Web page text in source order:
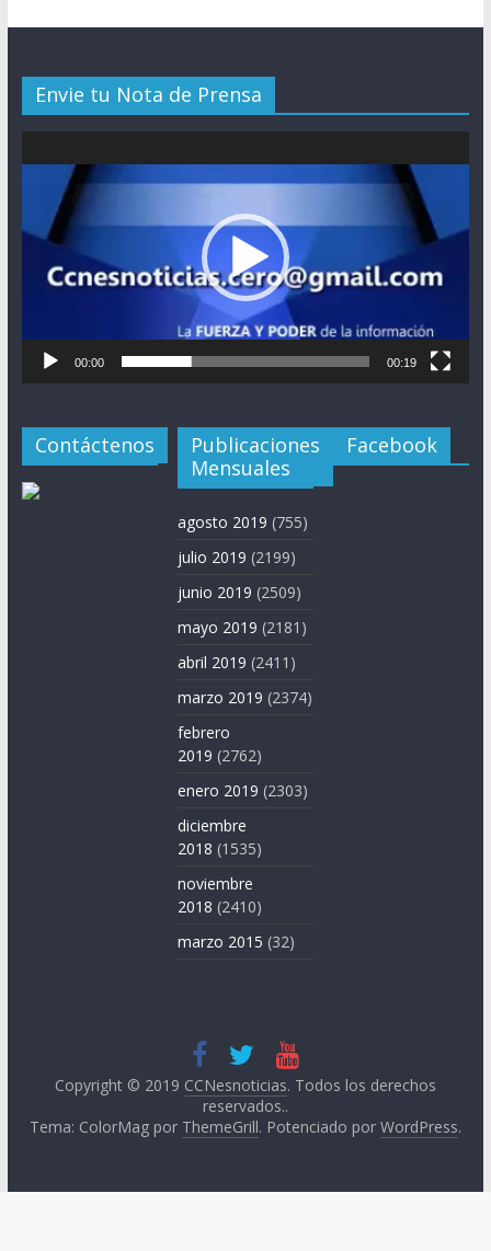
Envie tu Nota de Prensa
de
00:00 00:19
Contáctenos
Publicaciones
Mensuales
agosto 2019 (755)
julio 2019 (2199)
junio 2019 (2509)
mayo 2019 (2181)
abril 2019 (2411)
marzo 2019 (2374)
febrero
2019 (2762)
enero 2019 (2303)
diciembre
2018 (1535)
noviembre
2018 (2410)
marzo 2015 (32)
Facebook
Copyright © 2019 CCNesnoticias. Todos los derechos
reservados..
Tema: ColorMag por ThemeGrill. Potenciado por WordPress.